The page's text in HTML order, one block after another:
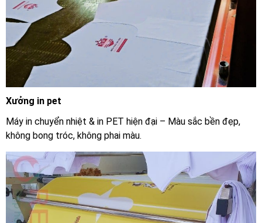
Xưởng in pet
Máy in chuyển nhiệt & in PET hiện đại – Màu sắc bền đẹp,
không bong tróc, không phai màu.